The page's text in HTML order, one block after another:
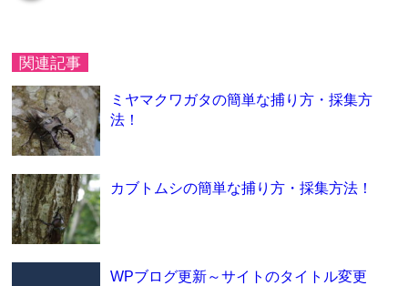
関連記事
ミヤマクワガタの簡単な捕り方・採集方
法！
カブトムシの簡単な捕り方・採集方法！
WPブログ更新～サイトのタイトル変更